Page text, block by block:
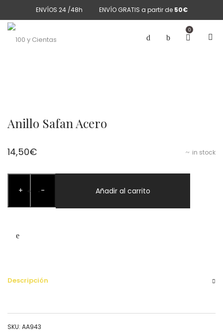
ENVÍOS 24 /48h ENVÍO GRATIS a partir de 50€
0
Anillo Safan Acero
in stock
14,50€
+ -Safan
+ - Añadir al carrito
Descripción
SKU: AA943